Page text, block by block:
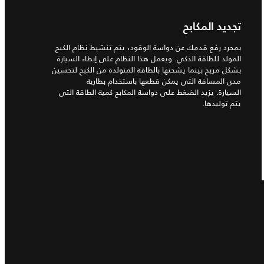
تجديد المكابح
بمجرد رفع قدمك عن دواسة الوقود، يتم تنشيط نظام الكبح
المولد للطاقة الذكي. ويعمل هذا النظام على إبطاء السيارة
بشكل مريح بينما يشحنها بالطاقة المتولدة من الكبح لتحسين
مدى المسافة التي يمكن قطعها باستخدام بطارية
السيارة. يزيد الضغط على دواسة المكابح كمية الطاقة التي
يتم توليدها.